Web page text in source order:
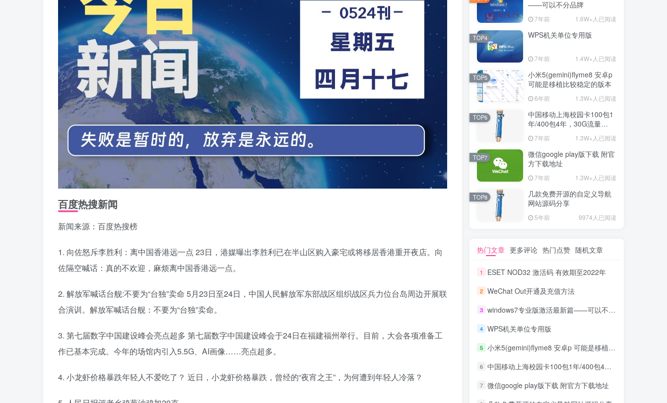
百度热搜新闻
新闻来源：百度热搜榜
1. 向佐怒斥李胜利：离中国香港远一点 23日，港媒曝出李胜利已在半山区购入豪宅或将移居香港重开夜店。向
佐隔空喊话：真的不欢迎，麻烦离中国香港远一点。
2. 解放军喊话台舰:不要为“台独”卖命 5月23日至24日，中国人民解放军东部战区组织战区兵力位台岛周边开展联
合演训。解放军喊话台舰：不要为“台独”卖命。
3. 第七届数字中国建设峰会亮点超多 第七届数字中国建设峰会于24日在福建福州举行。目前，大会各项准备工
作已基本完成。今年的场馆内引入5.5G、AI画像……亮点超多。
4. 小龙虾价格暴跌年轻人不爱吃了？ 近日，小龙虾价格暴跌，曾经的“夜宵之王”，为何遭到年轻人冷落？
——可以不分品牌
7年前 1.6W+人已阅读
WPS机关单位专用版
7年前 1.4W+人已阅读
TOP4
小米5(gemini)flyme8 安卓p
可能是移植比较稳定的版本
6年前 1.3W+人已阅读
TOP5
中国移动上海校园卡100包1
年/400包4年，30G流量
7年前 1.3W+人已阅读
TOP6
微信google play版下载 附官
方下载地址
7年前 1.3W+人已阅读
TOP7
几款免费开源的自定义导航
网站源码分享
5年前 9974人已阅读
TOP8
热门文章 更多评论 热门点赞 随机文章
1 ESET NOD32 激活码 有效期至2022年
2 WeChat Out开通及充值方法
3 windows7专业版激活最新篇——可以不分品牌
4 WPS机关单位专用版
5 小米5(gemini)flyme8 安卓p 可能是移植比较稳定的版本
6 中国移动上海校园卡100包1年/400包4年，30G流量+300分钟通话+宽带
7 微信google play版下载 附官方下载地址